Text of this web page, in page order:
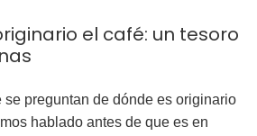
el café: un tesoro
se preguntan de dónde es originario
hablado antes de que es en